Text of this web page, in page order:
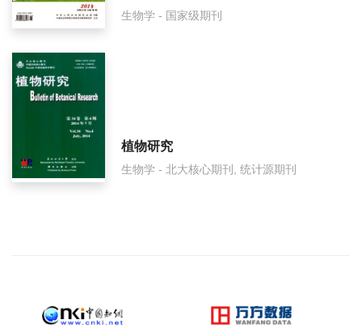
生物学 - 国家级期刊
植物研究
生物学 - 北大核心期刊, 统计源期刊